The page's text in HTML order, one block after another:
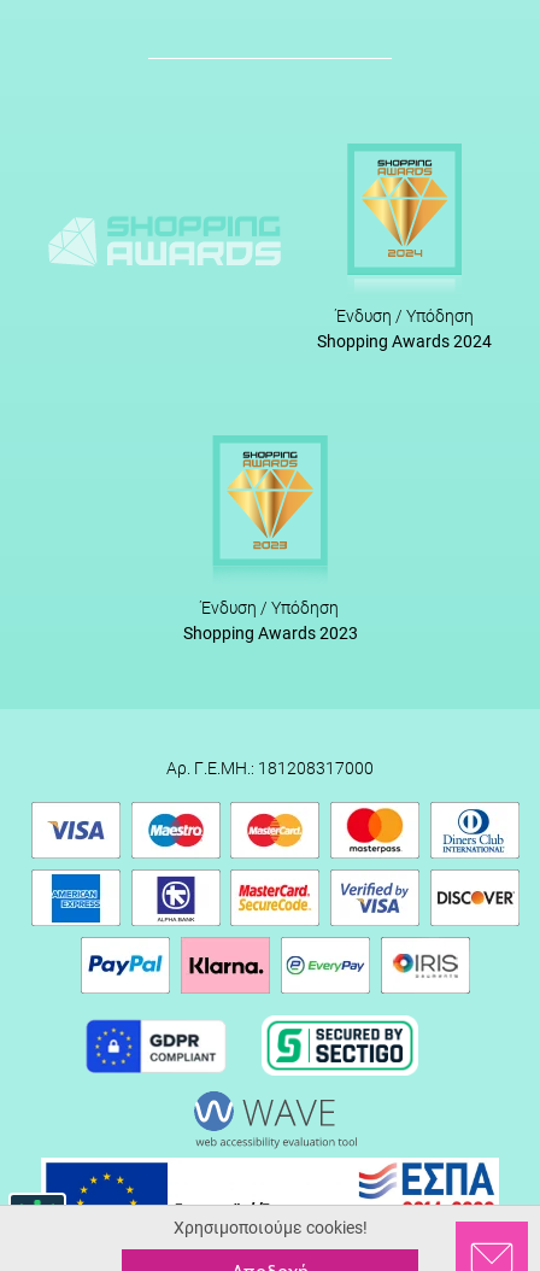
Ένδυση / Υπόδηση
Shopping Awards 2024
Ένδυση / Υπόδηση
Shopping Awards 2023
Αρ. Γ.Ε.ΜΗ.: 181208317000
Χρησιμοποιούμε cookies!